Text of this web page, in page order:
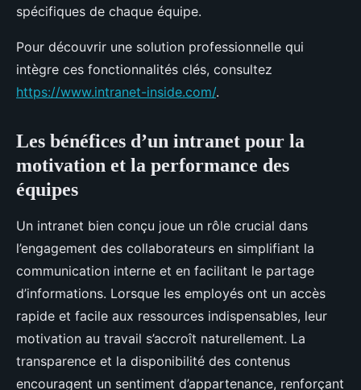
spécifiques de chaque équipe.
Pour découvrir une solution professionnelle qui
intègre ces fonctionnalités clés, consultez
https://www.intranet-inside.com/.
Les bénéfices d’un intranet pour la
motivation et la performance des
équipes
Un intranet bien conçu joue un rôle crucial dans
l’engagement des collaborateurs en simplifiant la
communication interne et en facilitant le partage
d’informations. Lorsque les employés ont un accès
rapide et facile aux ressources indispensables, leur
motivation au travail s’accroît naturellement. La
transparence et la disponibilité des contenus
encouragent un sentiment d’appartenance, renforçant